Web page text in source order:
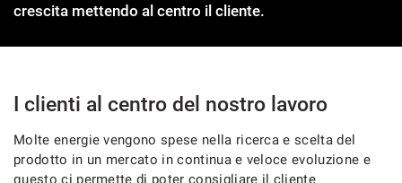
CONTATTI
NEWS
AREA COMMERCIANTI
crescita mettendo al centro il cliente.
I clienti al centro del nostro lavoro
Molte energie vengono spese nella ricerca e scelta del
prodotto in un mercato in continua e veloce evoluzione e
questo ci permette di poter consigliare il cliente